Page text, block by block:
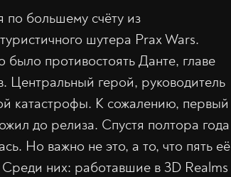
по большему счёту из
шутера Prax Wars.
противостоять Данте, главе
Центральный герой, руководитель
катастрофы. К сожалению, первый
до релиза. Спустя полтора года
Но важно не это, а то, что пять её
них: работавшие в 3D Realms